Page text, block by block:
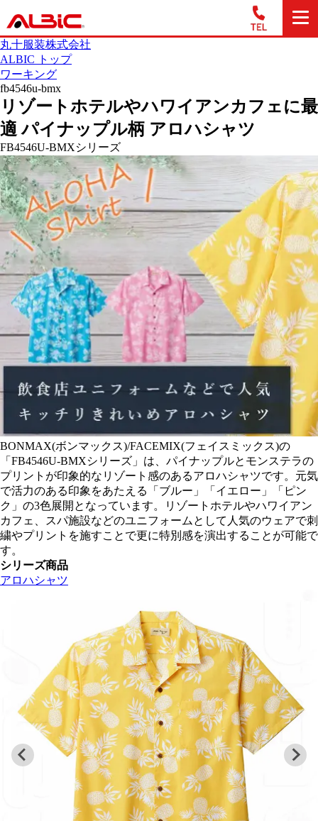
丸十服装株式会社
ALBIC トップ
ワーキング
fb4546u-bmx
リゾートホテルやハワイアンカフェに最
適 パイナップル柄 アロハシャツ
FB4546U-BMXシリーズ
BONMAX(ボンマックス)/FACEMIX(フェイスミックス)の
「FB4546U-BMXシリーズ」は、パイナップルとモンステラの
プリントが印象的なリゾート感のあるアロハシャツです。元気
で活力のある印象をあたえる「ブルー」「イエロー」「ピン
ク」の3色展開となっています。リゾートホテルやハワイアン
カフェ、スパ施設などのユニフォームとして人気のウェアで刺
繍やプリントを施すことで更に特別感を演出することが可能で
す。
シリーズ商品
アロハシャツ